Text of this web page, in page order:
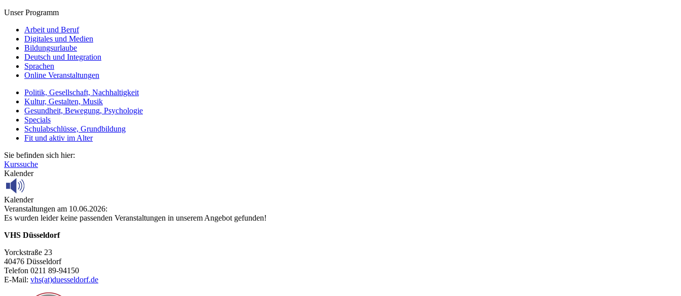
Unser Programm
Arbeit und Beruf
Digitales und Medien
Bildungsurlaube
Deutsch und Integration
Sprachen
Online Veranstaltungen
Politik, Gesellschaft, Nachhaltigkeit
Kultur, Gestalten, Musik
Gesundheit, Bewegung, Psychologie
Specials
Schulabschlüsse, Grundbildung
Fit und aktiv im Alter
Sie befinden sich hier:
Kurssuche
Kalender
Kalender
Veranstaltungen am 10.06.2026:
Es wurden leider keine passenden Veranstaltungen in unserem Angebot gefunden!
VHS Düsseldorf
Yorckstraße 23
40476 Düsseldorf
Telefon 0211 89-94150
E-Mail: vhs(at)duesseldorf.de